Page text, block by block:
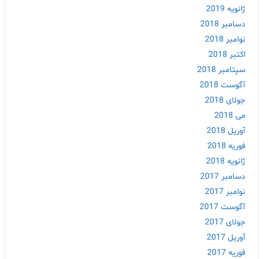
ژانویه 2019
دسامبر 2018
نوامبر 2018
اکتبر 2018
سپتامبر 2018
آگوست 2018
جولای 2018
می 2018
آوریل 2018
فوریه 2018
ژانویه 2018
دسامبر 2017
نوامبر 2017
آگوست 2017
جولای 2017
آوریل 2017
فوریه 2017